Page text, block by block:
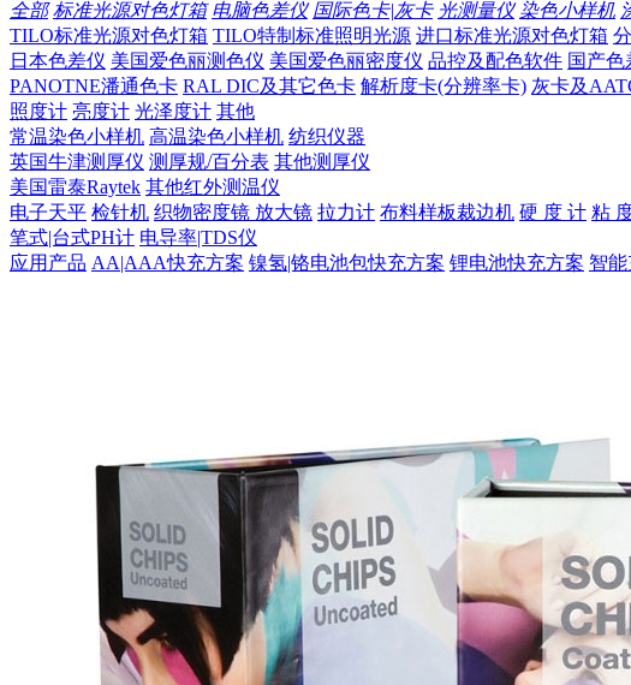
全部 标准光源对色灯箱 电脑色差仪 国际色卡|灰卡 光测量仪 染色小样机
TILO标准光源对色灯箱 TILO特制标准照明光源 进口标准光源对色灯箱
日本色差仪 美国爱色丽测色仪 美国爱色丽密度仪 品控及配色软件 国产色
PANOTNE潘通色卡 RAL DIC及其它色卡 解析度卡(分辨率卡) 灰卡及
照度计 亮度计 光泽度计 其他
常温染色小样机 高温染色小样机 纺织仪器
英国牛津测厚仪 测厚规/百分表 其他测厚仪
美国雷泰Raytek 其他红外测温仪
电子天平 检针机 织物密度镜 放大镜 拉力计 布料样板裁边机 硬 度 计 粘
笔式|台式PH计 电导率|TDS仪
应用产品 AA|AAA快充方案 镍氢|铬电池包快充方案 锂电池快充方案 智